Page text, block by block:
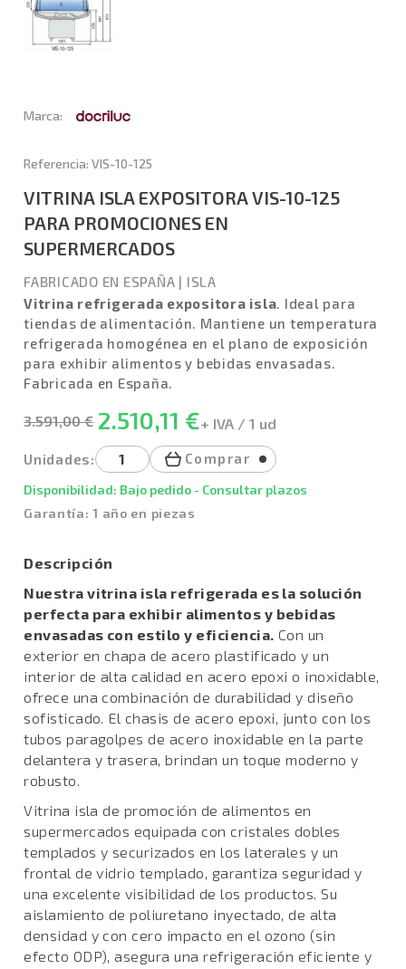
Marca:
Referencia: VIS-10-125
VITRINA ISLA EXPOSITORA VIS-10-125
PARA PROMOCIONES EN
SUPERMERCADOS
FABRICADO EN ESPAÑA | ISLA
Vitrina refrigerada expositora isla. Ideal para
tiendas de alimentación. Mantiene un temperatura
refrigerada homogénea en el plano de exposición
para exhibir alimentos y bebidas envasadas.
Fabricada en España.
3.591,00 € 2.510,11 €+ IVA / 1 ud
Unidades: Comprar
Disponibilidad: Bajo pedido - Consultar plazos
Garantía: 1 año en piezas
Descripción
Nuestra vitrina isla refrigerada es la solución
perfecta para exhibir alimentos y bebidas
envasadas con estilo y eficiencia. Con un
exterior en chapa de acero plastificado y un
interior de alta calidad en acero epoxi o inoxidable,
ofrece una combinación de durabilidad y diseño
sofisticado. El chasis de acero epoxi, junto con los
tubos paragolpes de acero inoxidable en la parte
delantera y trasera, brindan un toque moderno y
robusto.
Vitrina isla de promoción de alimentos en
supermercados equipada con cristales dobles
templados y securizados en los laterales y un
frontal de vidrio templado, garantiza seguridad y
una excelente visibilidad de los productos. Su
aislamiento de poliuretano inyectado, de alta
densidad y con cero impacto en el ozono (sin
efecto ODP), asegura una refrigeración eficiente y